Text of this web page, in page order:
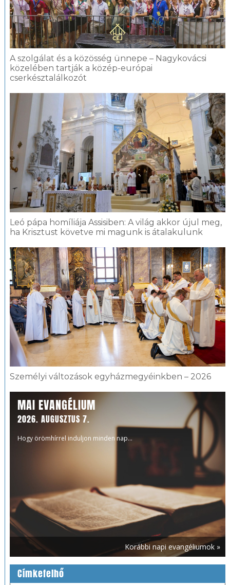
A szolgálat és a közösség ünnepe – Nagykovácsi
közelében tartják a közép-európai
cserkésztalálkozót
Leó pápa homíliája Assisiben: A világ akkor újul meg,
ha Krisztust követve mi magunk is átalakulunk
Személyi változások egyházmegyéinkben – 2026
MAI EVANGÉLIUM
2026. AUGUSZTUS 7.
Hogy örömhírrel induljon minden nap...
Korábbi napi evangéliumok »
Címkefelhő